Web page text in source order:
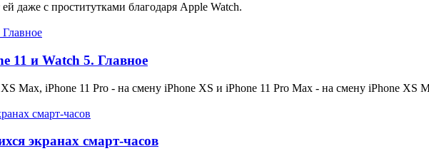
даже с проститутками благодаря Apple Watch.
11 и Watch 5. Главное
Max, iPhone 11 Pro - на смену iPhone XS и iPhone 11 Pro Max - на смену iPhone XS
экранах смарт-часов